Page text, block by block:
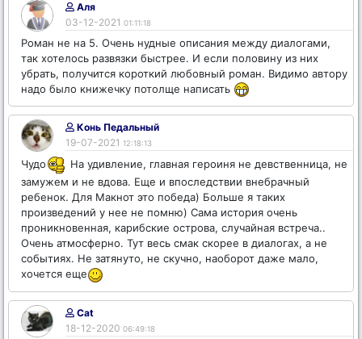
Аля
03-12-2021 01:11:18
Роман не на 5. Очень нудные описания между диалогами,
так хотелось развязки быстрее. И если половину из них
убрать, получится короткий любовный роман. Видимо автору
надо было книжечку потолще написать
Конь Педальный
19-07-2021 12:18:13
Чудо
На удивление, главная героиня не девственница, не
замужем и не вдова. Еще и впоследствии внебрачный
ребенок. Для Макнот это победа) Больше я таких
произведений у нее не помню) Сама история очень
проникновенная, карибские острова, случайная встреча..
Очень атмосферно. Тут весь смак скорее в диалогах, а не
событиях. Не затянуто, не скучно, наоборот даже мало,
хочется еще
Саt
18-12-2020 06:49:18